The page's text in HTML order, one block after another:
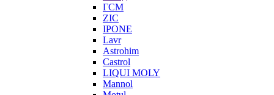
ГСМ
ZIC
IPONE
Lavr
Astrohim
Castrol
LIQUI MOLY
Mannol